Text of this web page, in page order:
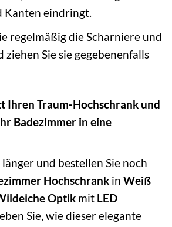
Kanten eindringt.
regelmäßig die Scharniere und
ziehen Sie sie gegebenenfalls
Ihren Traum-Hochschrank und
Badezimmer in eine
und bestellen Sie noch
Hochschrank in Weiß
Optik mit LED
Sie, wie dieser elegante